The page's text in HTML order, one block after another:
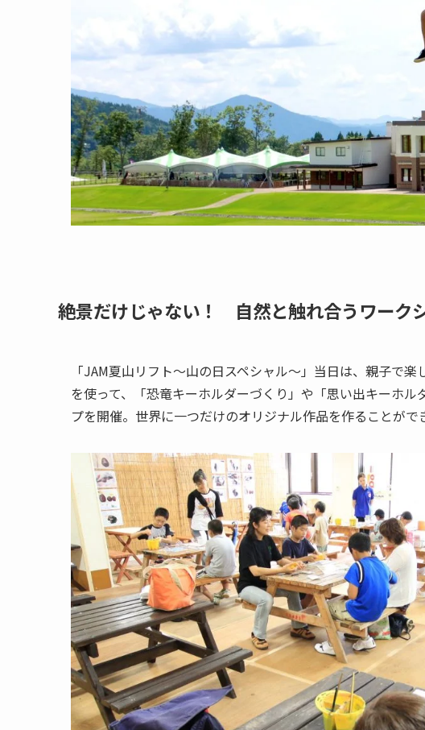
絶景だけじゃない！ 自然と触れ合うワークシ
「JAM夏山リフト～山の日スペシャル～」当日は、親子で
を使って、「恐竜キーホルダーづくり」や「思い出キーホ
プを開催。世界に一つだけのオリジナル作品を作ることがで